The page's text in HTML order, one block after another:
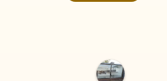
Adriana Ghisoli
hace 3 meses